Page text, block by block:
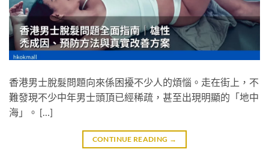
香港男士脫髮問題向來係困擾不少人的煩惱。走在街上，不
難發現不少中年男士頭頂已經稀疏，甚至出現明顯的「地中
海」。 […]
CONTINUE READING →